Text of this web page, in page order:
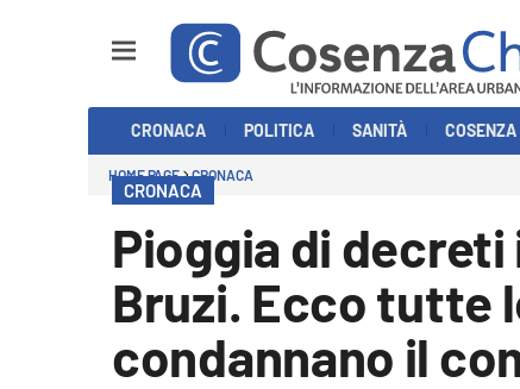
Economia e Lavoro
CRONACA POLITICA SANITÀ
HOME PAGE CRONACA
CRONACA
Pioggia di
Bruzi. Ecco tutte
condannano il